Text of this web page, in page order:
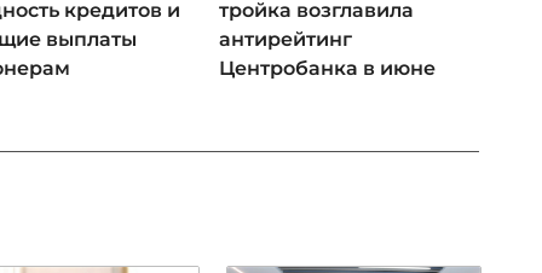
кредитов и
выплаты
тройка возглавила
антирейтинг
Центробанка в июне